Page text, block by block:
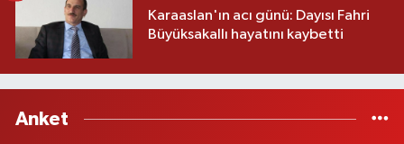
Karaaslan'ın acı günü: Dayısı Fahri
Büyüksakallı hayatını kaybetti
Anket